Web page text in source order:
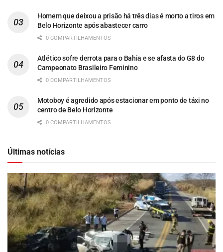
Homem que deixou a prisão há três dias é morto a tiros em
Belo Horizonte após abastecer carro
0 COMPARTILHAMENTOS
Atlético sofre derrota para o Bahia e se afasta do G8 do
Campeonato Brasileiro Feminino
0 COMPARTILHAMENTOS
Motoboy é agredido após estacionar em ponto de táxi no
centro de Belo Horizonte
0 COMPARTILHAMENTOS
Últimas notícias